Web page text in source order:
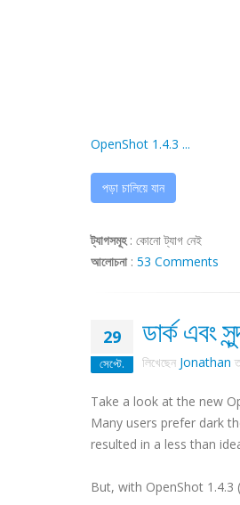
OpenShot 1.4.3 ...
পড়া চালিয়ে যান
ট্যাগসমূহ: কোনো ট্যাগ নেই
আলোচনা: 53 Comments
29
সেপ্টে.
ডার্ক এবং
লিখেছেন Jonathan
Take a look at the new
Many users prefer dark
resulted in a less than
But, with OpenShot 1.4.3